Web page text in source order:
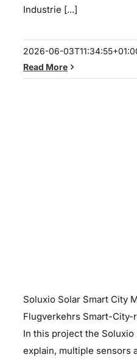
Industrie [...]
2026-06-
Read More
Soluxio Solar Smart City
Flugverkehrs Smart-City-
In this project the
explain, multiple sensors